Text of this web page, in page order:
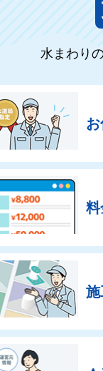
水まわり
料
施